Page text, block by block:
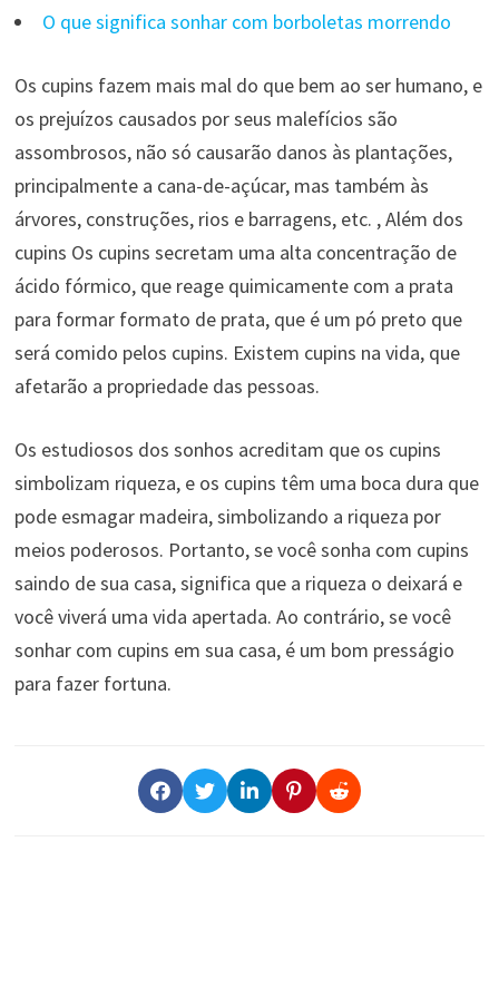
O que significa sonhar com borboletas morrendo
Os cupins fazem mais mal do que bem ao ser humano, e
os prejuízos causados ​​por seus malefícios são
assombrosos, não só causarão danos às plantações,
principalmente a cana-de-açúcar, mas também às
árvores, construções, rios e barragens, etc. , Além dos
cupins Os cupins secretam uma alta concentração de
ácido fórmico, que reage quimicamente com a prata
para formar formato de prata, que é um pó preto que
será comido pelos cupins. Existem cupins na vida, que
afetarão a propriedade das pessoas.
Os estudiosos dos sonhos acreditam que os cupins
simbolizam riqueza, e os cupins têm uma boca dura que
pode esmagar madeira, simbolizando a riqueza por
meios poderosos. Portanto, se você sonha com cupins
saindo de sua casa, significa que a riqueza o deixará e
você viverá uma vida apertada. Ao contrário, se você
sonhar com cupins em sua casa, é um bom presságio
para fazer fortuna.